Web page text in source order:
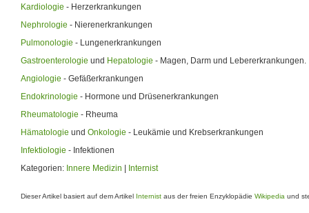
Kardiologie - Herzerkrankungen
Nephrologie - Nierenerkrankungen
Pulmonologie - Lungenerkrankungen
Gastroenterologie und Hepatologie - Magen, Darm und Lebererkrankungen.
Angiologie - Gefäßerkrankungen
Endokrinologie - Hormone und Drüsenerkrankungen
Rheumatologie - Rheuma
Hämatologie und Onkologie - Leukämie und Krebserkrankungen
Infektiologie - Infektionen
Kategorien: Innere Medizin Internist
Dieser Artikel basiert auf dem Artikel Internist aus der freien Enzyklopädie Wikipedia und